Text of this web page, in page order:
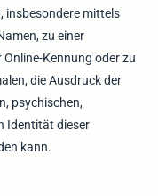
insbesondere mittels
zu einer
Kennung oder zu
die Ausdruck der
psychischen,
Identität dieser
kann.